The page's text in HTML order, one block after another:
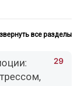
все разделы
29